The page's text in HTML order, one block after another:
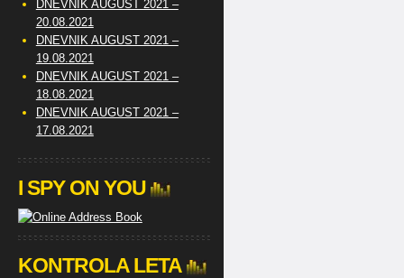
DNEVNIK AUGUST 2021 –
20.08.2021
DNEVNIK AUGUST 2021 –
19.08.2021
DNEVNIK AUGUST 2021 –
18.08.2021
DNEVNIK AUGUST 2021 –
17.08.2021
I SPY ON YOU
KONTROLA LETA